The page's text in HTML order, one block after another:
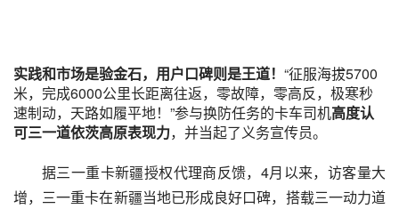
实践和市场是验金石，用户口碑则是王道！ “征服海拔5700
米，完成6000公里长距离往返，零故障，零高反，极寒秒
速制动，天路如履平地！”参与换防任务的卡车司机高度认
可三一道依茨高原表现力，并当起了义务宣传员。
据三一重卡新疆授权代理商反馈，4月以来，访客量大
增，三一重卡在新疆当地已形成良好口碑，搭载三一动力道